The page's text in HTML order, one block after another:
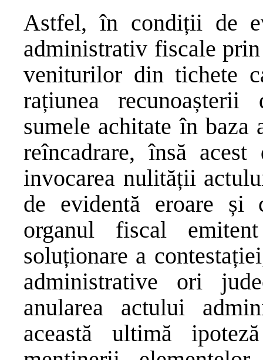
Astfel, în condiții de
administrativ fiscale
veniturilor din tichete
rațiunea
sumele achitate în
reîncadrare, însă
invocarea nulității
de evidentă eroare și
organul fiscal
soluționare a
administrative ori
anularea actului
această ultimă